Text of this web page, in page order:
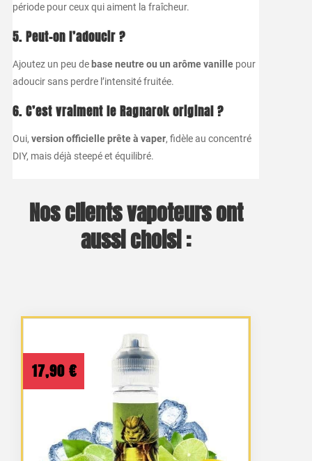
période pour ceux qui aiment la fraîcheur.
5. Peut-on l’adoucir ?
Ajoutez un peu de base neutre ou un arôme vanillepour
adoucir sans perdre l’intensité fruitée.
6. C’est vraiment le Ragnarok original ?
Oui, version officielle prête à vaper, fidèle au concentré
DIY, mais déjà steepé et équilibré.
Nos clients vapoteurs ont
aussi choisi :
17,90 €